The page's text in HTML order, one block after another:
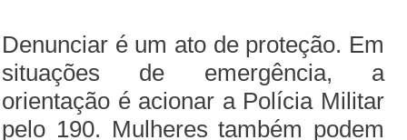
Denunciar é um ato de proteção. Em
situações de emergência, a
orientação é acionar a Polícia Militar
pelo 190. Mulheres também podem